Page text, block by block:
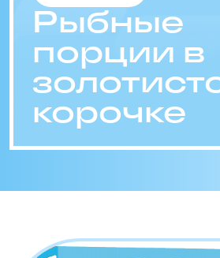
Рыбные
порции в
корочке